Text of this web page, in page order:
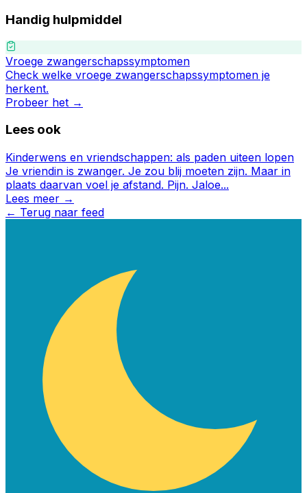
Handig hulpmiddel
Vroege zwangerschapssymptomen
Check welke vroege zwangerschapssymptomen je
herkent.
Probeer het →
Lees ook
Kinderwens en vriendschappen: als paden uiteen lopen
Je vriendin is zwanger. Je zou blij moeten zijn. Maar in
plaats daarvan voel je afstand. Pijn. Jaloe...
Lees meer →
← Terug naar feed